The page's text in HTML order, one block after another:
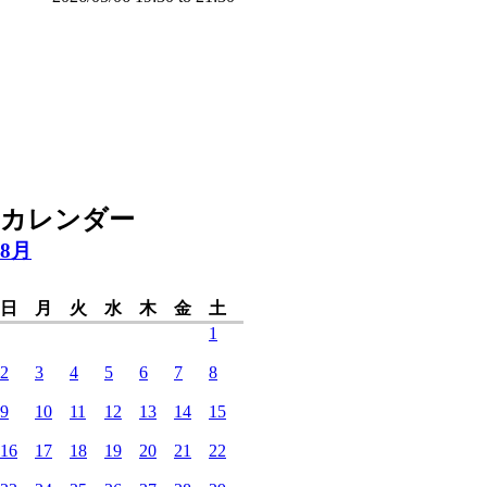
カレンダー
8月
日 月 火 水 木 金
土
1
2 3 4 5 6 7 8
9 10 11 12 13 14 15
16 17 18 19 20 21 22